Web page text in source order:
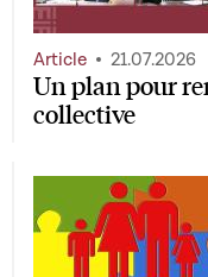
Un plan pour
collective
Article 21.07.2026